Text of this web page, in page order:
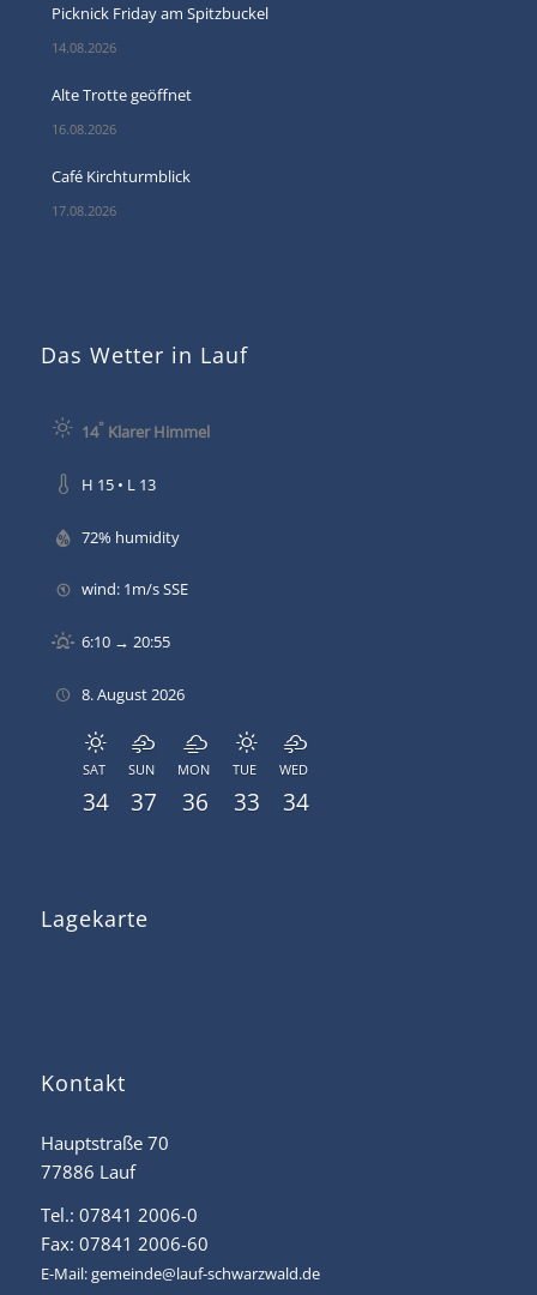
Picknick Friday am Spitzbuckel
14.08.2026
Alte Trotte geöffnet
16.08.2026
Café Kirchturmblick
17.08.2026
Das Wetter in Lauf
14°Klarer Himmel
H 15 • L 13
72% humidity
wind: 1m/s SSE
6:10 → 20:55
8. August 2026
SAT
34
SUN
37
MON
36
TUE
33
WED
34
Lagekarte
Kontakt
Hauptstraße 70
77886 Lauf
Tel.: 07841 2006-0
Fax: 07841 2006-60
E-Mail:gemeinde@lauf-schwarzwald.de